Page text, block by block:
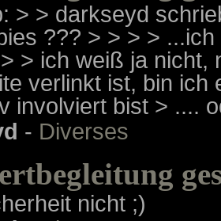
> > darkseyd
??? > > > >
> ich weiß ja
verlinkt ist, bin
involviert bist > ....
- Diverses
nicht ;)